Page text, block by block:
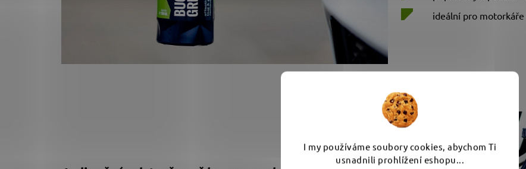
I my používáme soubory cookies, abychom Ti
usnadnili prohlížení eshopu...
ideální pro